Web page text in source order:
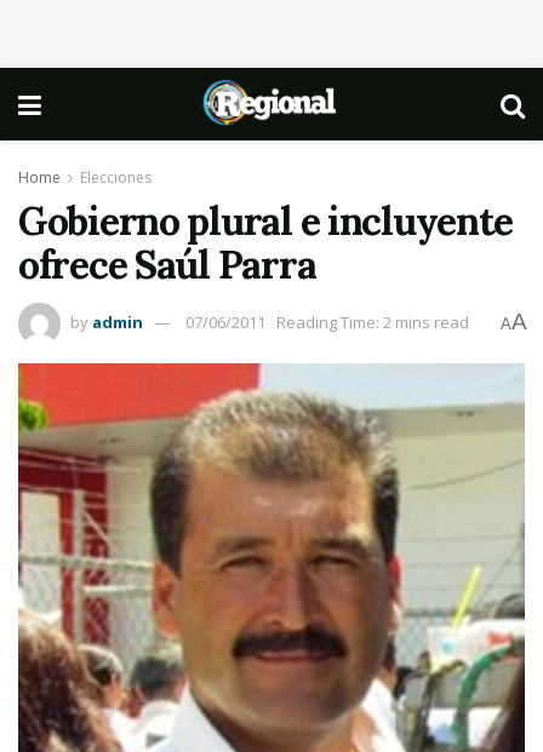
Home Elecciones
Gobierno plural e incluyente
ofrece Saúl Parra
by admin 07/06/2011 Reading Time: 2 mins read AA